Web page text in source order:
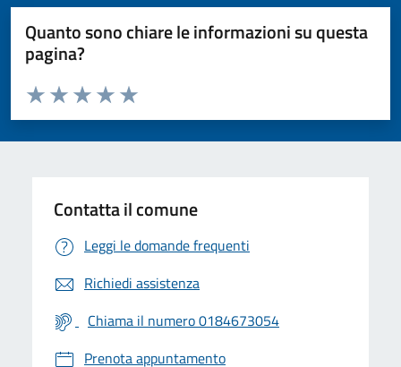
Quanto sono chiare le informazioni su questa
pagina?
Valuta da 1 a 5 stelle la pagina
Valuta 5 stelle su 5
Valuta 4 stelle su 5
Valuta 3 stelle su 5
Valuta 2 stelle su 5
Valuta 1 stelle su 5
Contatta il comune
Leggi le domande frequenti
Richiedi assistenza
Chiama il numero 0184673054
Prenota appuntamento